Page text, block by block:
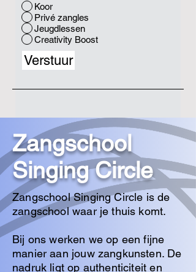
Koor
Privé zangles
Jeugdlessen
Creativity Boost
Verstuur
Zangschool
Singing Circle
Zangschool Singing Circle is de
zangschool waar je thuis komt.
Bij ons werken we op een fijne
manier aan jouw zangkunsten. De
nadruk ligt op authenticiteit en